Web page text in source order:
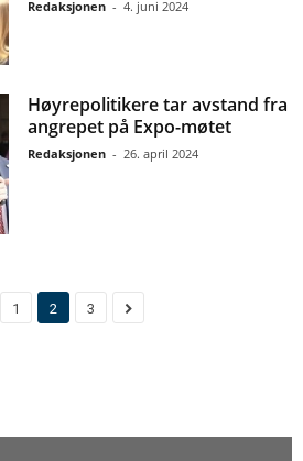
Redaksjonen - 4. juni 2024
Høyrepolitikere tar avstand fra
angrepet på Expo-møtet
Redaksjonen - 26. april 2024
1 2 3